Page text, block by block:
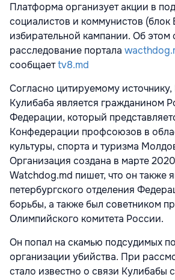
Платформа организует акции в
социалистов и коммунистов (блок
избирательной кампании. Об этом
расследование портала
сообщаетtv8.md
Согласно цитируемому
Кулибаба является гражданином
Федерации, который
Конфедерации профсоюзов в
культуры, спорта и туризма
Организация создана в марте
Watchdog.md пишет, что он также
петербургского отделения
борьбы, а также был советником
Олимпийского комитета России.
Он попал на скамью подсудимых
организации убийства. При
стало известно о связи Кулибабы